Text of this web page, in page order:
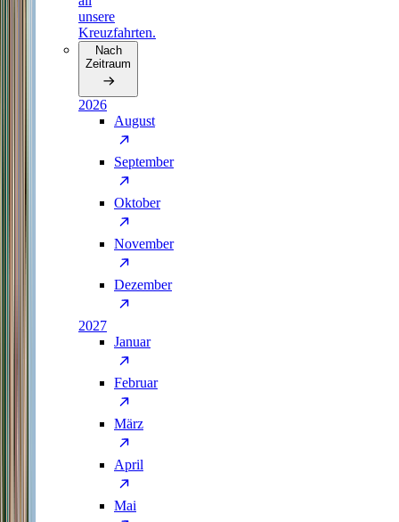
unsere
Kreuzfahrten.
Nach
Zeitraum
2026
August
September
Oktober
November
Dezember
2027
Januar
Februar
März
April
Mai